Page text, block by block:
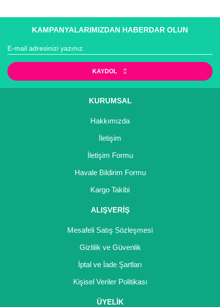
KAMPANYALARIMIZDAN HABERDAR OLUN
KAYDOL
KURUMSAL
Hakkımızda
İletişim
İletişim Formu
Havale Bildirim Formu
Kargo Takibi
ALIŞVERİŞ
Mesafeli Satış Sözleşmesi
Gizlilik ve Güvenlik
İptal ve İade Şartları
Kişisel Veriler Politikası
ÜYELİK